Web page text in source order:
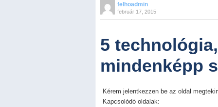
2
5
felhoadmin
február 17, 2015
5
mindenképp
Kérem jelentkezzen be az oldal
Kapcsolódó oldalak: